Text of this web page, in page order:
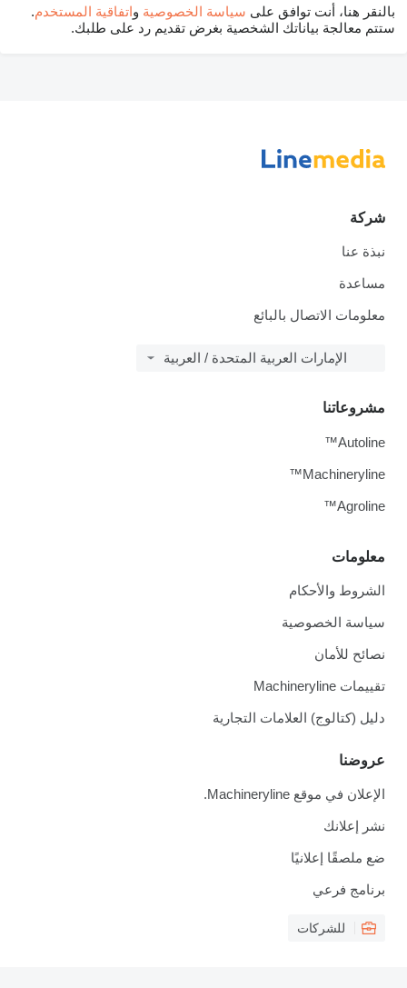
بالنقر هنا، أنت توافق على سياسة الخصوصية واتفاقية المستخدم.
ستتم معالجة بياناتك الشخصية بغرض تقديم رد على طلبك.
شركة
نبذة عنا
مساعدة
معلومات الاتصال بالبائع
الإمارات العربية المتحدة / العربية
معلومات
الشروط والأحكام
سياسة الخصوصية
نصائح للأمان
تقييمات Machineryline
دليل (كتالوج) العلامات التجارية
عروضنا
الإعلان في موقع Machineryline.
نشر إعلانك
ضع ملصقًا إعلانيًا
برنامج فرعي
للشركات
مشروعاتنا
Autoline™
Machineryline™
Agroline™